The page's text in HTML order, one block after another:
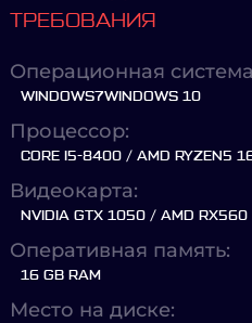
ТРЕБОВАНИЯ
Операционная
WINDOWS7WINDOWS 10
Процессор:
CORE I5-8400 / AMD RYZEN5
Видеокарта:
NVIDIA GTX 1050 / AMD RX560
Оперативная память:
16 GB RAM
Место на диске: